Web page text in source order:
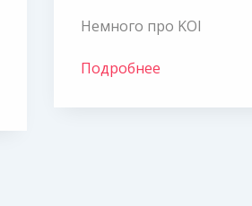
Немного про KOI
Подробнее